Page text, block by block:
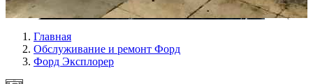
Главная
Обслуживание и ремонт Форд
Форд Эксплорер